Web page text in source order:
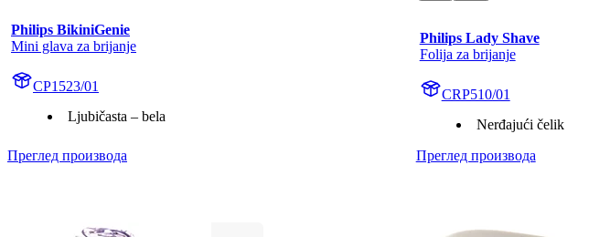
Philips BikiniGenie
Mini glava za brijanje
CP1523/01
Ljubičasta – bela
Преглед производа
Philips Lady Shave
Folija za brijanje
CRP510/01
Nerđajući čelik
Преглед производа